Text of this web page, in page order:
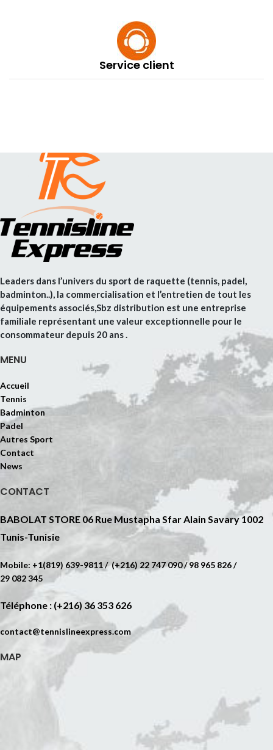
Service client
Leaders dans l’univers du sport de raquette (tennis, padel,
badminton..), la commercialisation et l’entretien de tout les
équipements associés,Sbz distribution est une entreprise
familiale représentant une valeur exceptionnelle pour le
consommateur depuis 20 ans .
MENU
Accueil
Tennis
Badminton
Padel
Autres Sport
Contact
News
CONTACT
BABOLAT STORE 06 Rue Mustapha Sfar Alain Savary 1002
Tunis-Tunisie
Mobile: +1(819) 639-9811 / (+216) 22 747 090 / 98 965 826 /
29 082 345
Téléphone : (+216) 36 353 626
contact@tennislineexpress.com
MAP